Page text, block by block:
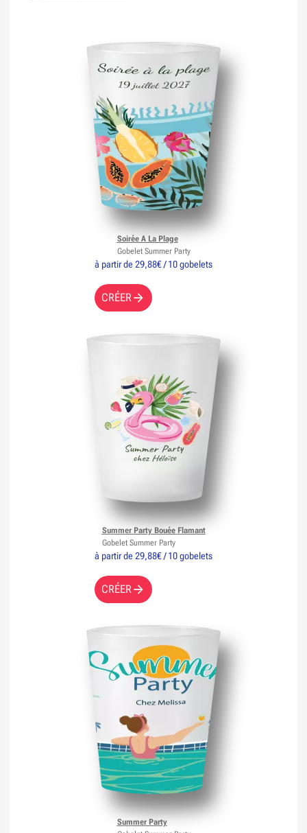
à partir de 29,88€ / 10 gobelets
CRÉER
Soirée A La Plage
Gobelet Summer Party
à partir de 29,88€ / 10 gobelets
CRÉER
Summer Party Bouée Flamant
Gobelet Summer Party
Summer Party